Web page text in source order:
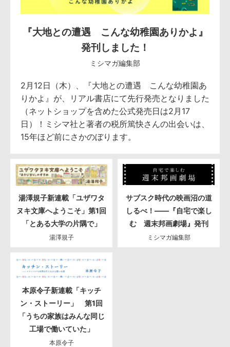
『大地との遭遇 こんな幼稚園ありかよ』
発刊しました！
ミシマガ編集部
2月12日（木）、『大地との遭遇 こんな幼稚園あ
りかよ』が、リアル書店にて先行発売となりました
（ネットショップを含めた公式発売日は2月17
日）！ミシマ社と著者の税所篤快さんの出会いは、
15年ほど前にさかのぼります。
湯澤規子新連載「ユザワタ
ヌキ文庫へようこそ」第1回
「とある大学の片隅で」
湯澤規子
サブスク時代の映画沼の道
しるべ！――『自宅で楽し
む 週末邦画劇場』発刊
ミシマガ編集部
本原令子新連載「キッチ
ン・ストーリー」 第1回
「うちの家族はみんな同じ
工場で働いていた」
本原令子